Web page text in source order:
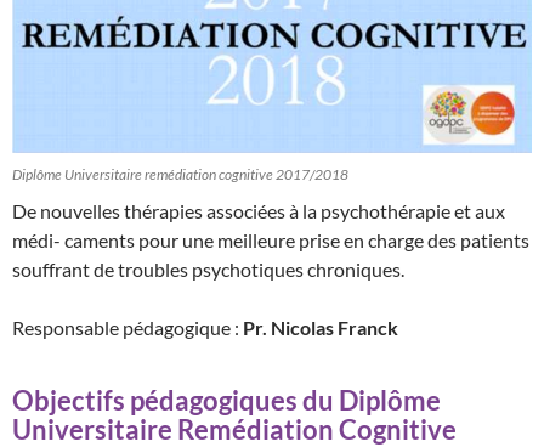
Diplôme Universitaire remédiation cognitive 2017/2018
De nouvelles thérapies associées à la psychothérapie et aux
médi- caments pour une meilleure prise en charge des patients
souffrant de troubles psychotiques chroniques.
Responsable pédagogique : Pr. Nicolas Franck
Objectifs pédagogiques du Diplôme
Universitaire Remédiation Cognitive